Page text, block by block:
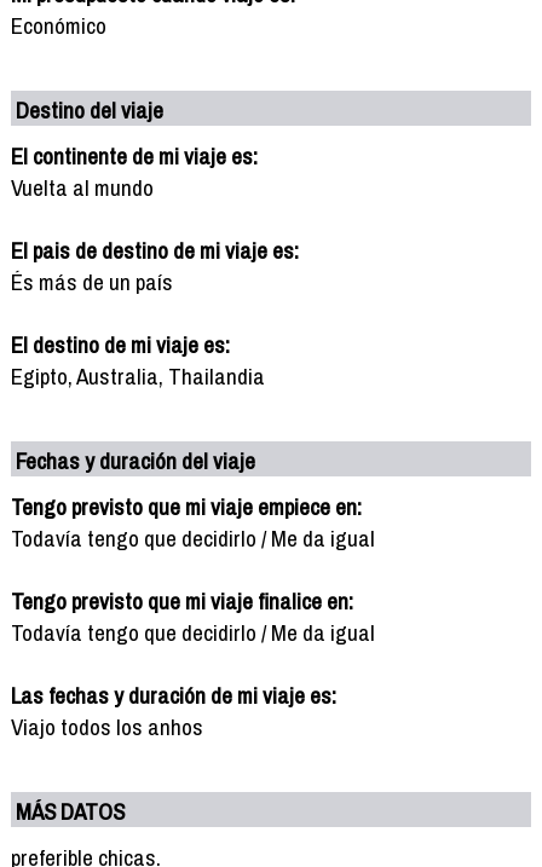
Económico
Destino del viaje
El continente de mi viaje es:
Vuelta al mundo
El pais de destino de mi viaje es:
És más de un país
El destino de mi viaje es:
Egipto, Australia, Thailandia
Fechas y duración del viaje
Tengo previsto que mi viaje empiece en:
Todavía tengo que decidirlo / Me da igual
Tengo previsto que mi viaje finalice en:
Todavía tengo que decidirlo / Me da igual
Las fechas y duración de mi viaje es:
Viajo todos los anhos
MÁS DATOS
preferible chicas.